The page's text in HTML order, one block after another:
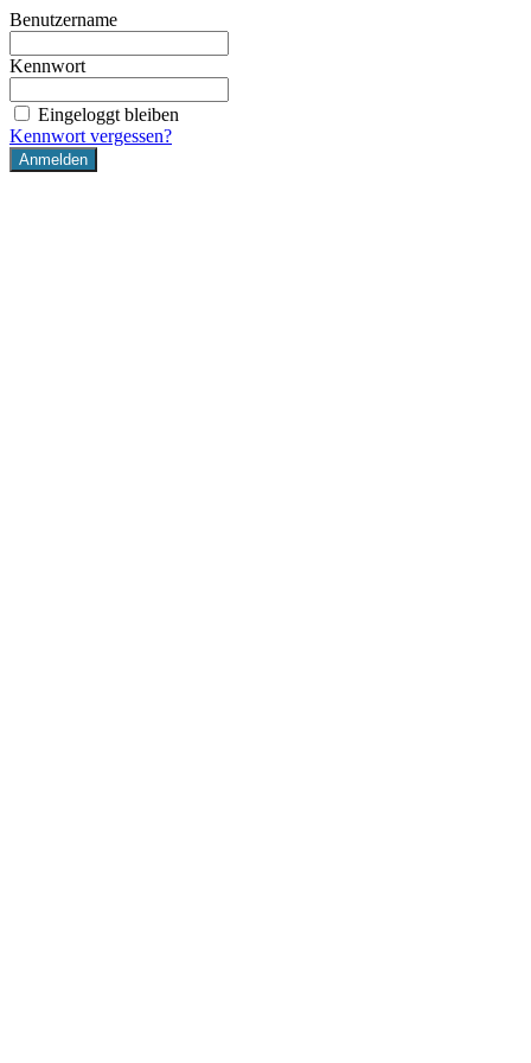
Benutzername
Kennwort
Eingeloggt bleiben
Kennwort vergessen?